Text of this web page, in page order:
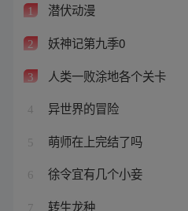
1 潜伏动漫
2 妖神记第九季0
3 人类一败涂地各个关卡
4 异世界的冒险
5 萌师在上完结了吗
6 徐令宜有几个小妾
7 转生龙种